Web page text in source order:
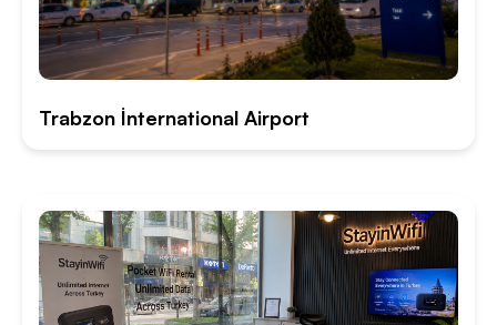
Trabzon İnternational Airport